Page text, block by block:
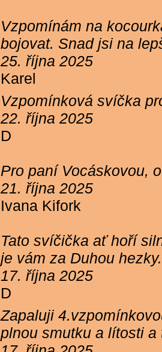
Vzpomínám na
bojovat. Snad jsi na
25. října 2025
Karel
Vzpomínková svíčka
22. října 2025
D
Pro paní Vocáskovou,
21. října 2025
Ivana Kifork
Tato svíčička ať hoří
je vám za Duhou
17. října 2025
D
Zapaluji
plnou smutku a lítosti